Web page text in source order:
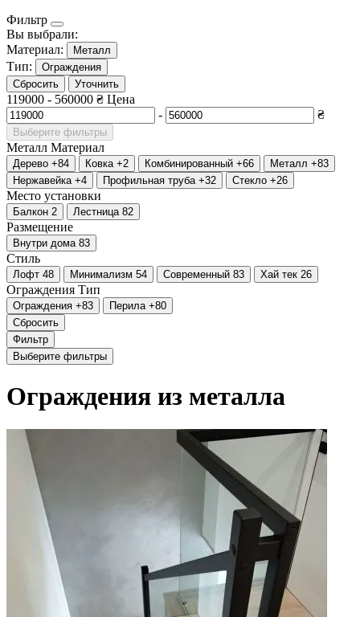
Фильтр
Вы выбрали:
Материал:
Металл
Тип:
Ограждения
Сбросить
Уточнить
119000 - 560000 ₴ Цена
-
₴
Выберите фильтры
Металл Материал
Дерево +84 Ковка +2 Комбинированный +66 Металл +83
Нержавейка +4 Профильная труба +32 Стекло +26
Место установки
Балкон 2 Лестница 82
Размещение
Внутри дома 83
Стиль
Лофт 48 Минимализм 54 Современный 83 Хай тек 26
Ограждения Тип
Ограждения +83 Перила +80
Сбросить
Фильтр
Выберите фильтры
Ограждения из металла